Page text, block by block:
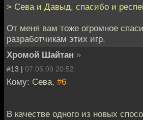
> Сева и Давыд, спасибо и
От меня вам тоже огромное
разработчикам этих игр.
Хромой Шайтан »
#13 | 07.05.09 20:52
Кому: Сева, #6
В качестве одного из новых